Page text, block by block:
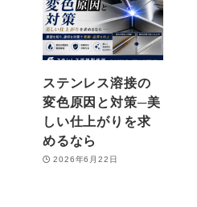
ステンレス溶接の
変色原因と対策─美
しい仕上がりを求
めるなら
2026年6月22日